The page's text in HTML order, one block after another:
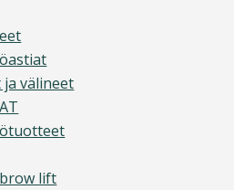
välineet
lift